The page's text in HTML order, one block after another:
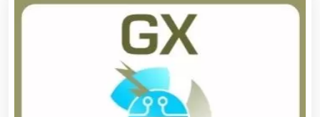
Alquiler de Equipos para Fiestas
Alquiler de Sillas y Mesas
Alquiler de Trajes de Etiqueta